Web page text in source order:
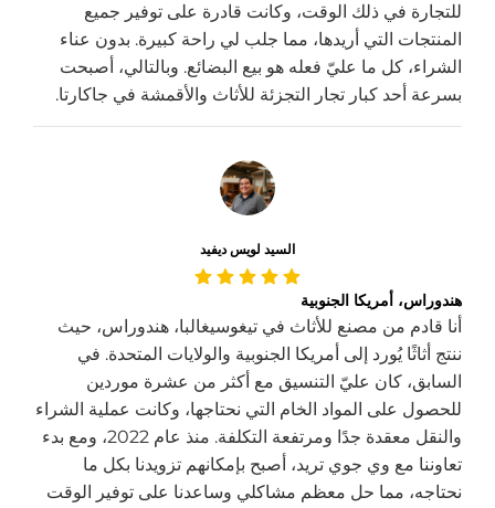
للتجارة في ذلك الوقت، وكانت قادرة على توفير جميع
المنتجات التي أريدها، مما جلب لي راحة كبيرة. بدون عناء
الشراء، كل ما عليّ فعله هو بيع البضائع. وبالتالي، أصبحت
بسرعة أحد كبار تجار التجزئة للأثاث والأقمشة في جاكارتا.
السيد لويس ديفيد
هندوراس، أمريكا الجنوبية
أنا قادم من مصنع للأثاث في تيغوسيغالبا، هندوراس، حيث
ننتج أثاثًا يُورد إلى أمريكا الجنوبية والولايات المتحدة. في
السابق، كان عليّ التنسيق مع أكثر من عشرة موردين
للحصول على المواد الخام التي نحتاجها، وكانت عملية الشراء
والنقل معقدة جدًا ومرتفعة التكلفة. منذ عام 2022، ومع بدء
تعاوننا مع وي جوي تريد، أصبح بإمكانهم تزويدنا بكل ما
نحتاجه، مما حل معظم مشاكلي وساعدنا على توفير الوقت